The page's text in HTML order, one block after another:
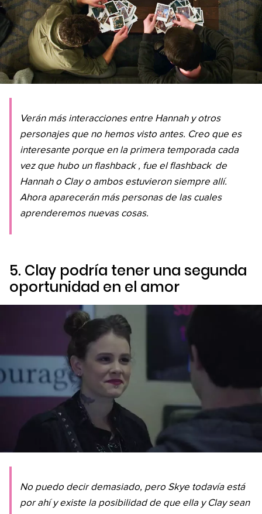
Verán más interacciones entre Hannah y otros
personajes que no hemos visto antes. Creo que es
interesante porque en la primera temporada cada
vez que hubo un flashback , fue elflashback de
Hannah o Clay o ambos estuvieron siempre allí.
Ahora aparecerán más personas de las cuales
aprenderemos nuevas cosas.
5. Clay podría tener una segunda
oportunidad en el amor
No puedo decir demasiado, pero Skye todavía está
por ahí y existe la posibilidad de que ella y Clay sean